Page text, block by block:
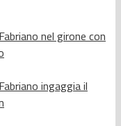
nel girone con
ingaggia il